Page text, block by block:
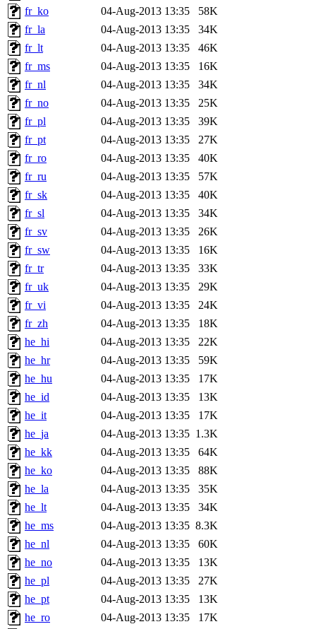
fr_ko
04-Aug-2013 13:35
58K
fr_la
04-Aug-2013 13:35
34K
fr_lt
04-Aug-2013 13:35
46K
fr_ms
04-Aug-2013 13:35
16K
fr_nl
04-Aug-2013 13:35
34K
fr_no
04-Aug-2013 13:35
25K
fr_pl
04-Aug-2013 13:35
39K
fr_pt
04-Aug-2013 13:35
27K
fr_ro
04-Aug-2013 13:35
40K
fr_ru
04-Aug-2013 13:35
57K
fr_sk
04-Aug-2013 13:35
40K
fr_sl
04-Aug-2013 13:35
34K
fr_sv
04-Aug-2013 13:35
26K
fr_sw
04-Aug-2013 13:35
16K
fr_tr
04-Aug-2013 13:35
33K
fr_uk
04-Aug-2013 13:35
29K
fr_vi
04-Aug-2013 13:35
24K
fr_zh
04-Aug-2013 13:35
18K
he_hi
04-Aug-2013 13:35
22K
he_hr
04-Aug-2013 13:35
59K
he_hu
04-Aug-2013 13:35
17K
he_id
04-Aug-2013 13:35
13K
he_it
04-Aug-2013 13:35
17K
he_ja
04-Aug-2013 13:35 1.3K
he_kk
04-Aug-2013 13:35
64K
he_ko
04-Aug-2013 13:35
88K
he_la
04-Aug-2013 13:35
35K
he_lt
04-Aug-2013 13:35
34K
he_ms
04-Aug-2013 13:35 8.3K
he_nl
04-Aug-2013 13:35
60K
he_no
04-Aug-2013 13:35
13K
he_pl
04-Aug-2013 13:35
27K
he_pt
04-Aug-2013 13:35
13K
he_ro
04-Aug-2013 13:35
17K